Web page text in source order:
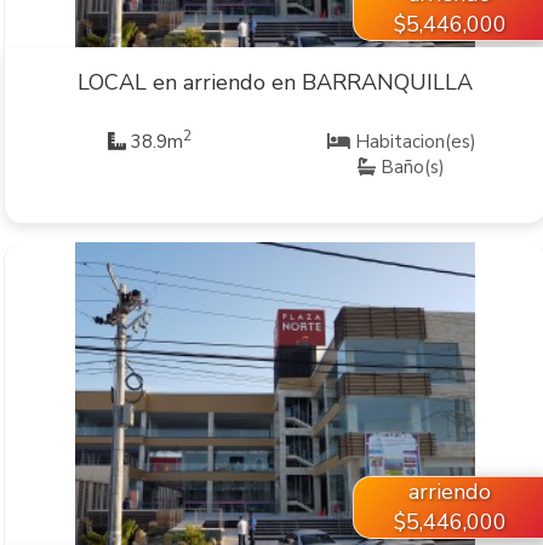
$5,446,000
LOCAL en arriendo en BARRANQUILLA
38.9m2
Habitacion(es)
Baño(s)
VER INMUEBLE
arriendo
$5,446,000